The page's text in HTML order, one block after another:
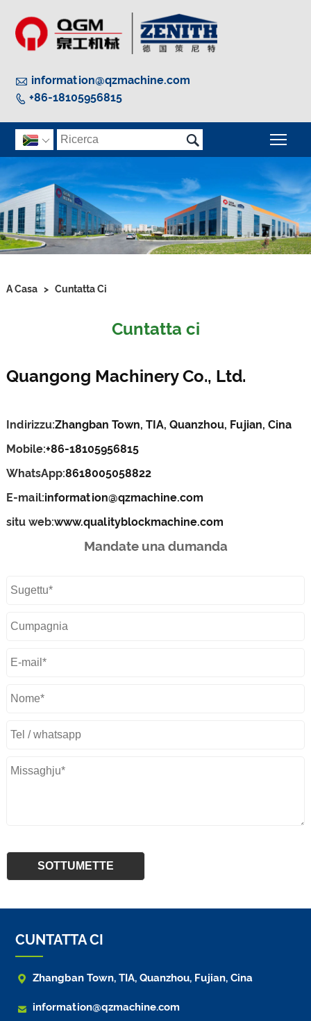
 information@qzmachine.com
 +86-18105956815
 
A Casa > Cuntatta Ci
Cuntatta ci
Quangong Machinery Co., Ltd.
Indirizzu:Zhangban Town, TIA, Quanzhou, Fujian, Cina
Mobile:+86-18105956815
WhatsApp:8618005058822
E-mail:information@qzmachine.com
situ web:www.qualityblockmachine.com
Mandate una dumanda
CUNTATTA CI
 Zhangban Town, TIA, Quanzhou, Fujian, Cina
 information@qzmachine.com